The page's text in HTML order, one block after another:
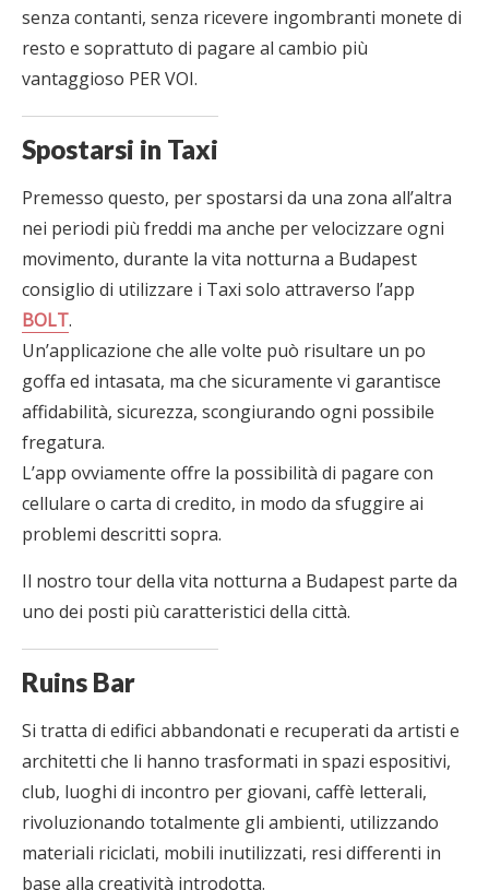
senza contanti, senza ricevere ingombranti monete di
resto e soprattuto di pagare al cambio più
vantaggioso PER VOI.
Spostarsi in Taxi
Premesso questo, per spostarsi da una zona all’altra
nei periodi più freddi ma anche per velocizzare ogni
movimento, durante la vita notturna a Budapest
consiglio di utilizzare i Taxi solo attraverso l’app
BOLT.
Un’applicazione che alle volte può risultare un po
goffa ed intasata, ma che sicuramente vi garantisce
affidabilità, sicurezza, scongiurando ogni possibile
fregatura.
L’app ovviamente offre la possibilità di pagare con
cellulare o carta di credito, in modo da sfuggire ai
problemi descritti sopra.
Il nostro tour della vita notturna a Budapest parte da
uno dei posti più caratteristici della città.
Ruins Bar
Si tratta di edifici abbandonati e recuperati da artisti e
architetti che li hanno trasformati in spazi espositivi,
club, luoghi di incontro per giovani, caffè letterali,
rivoluzionando totalmente gli ambienti, utilizzando
materiali riciclati, mobili inutilizzati, resi differenti in
base alla creatività introdotta.